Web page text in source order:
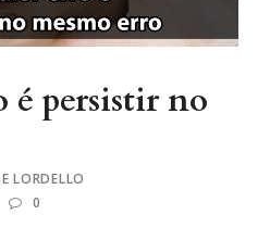
é persistir no
LORDELLO
0